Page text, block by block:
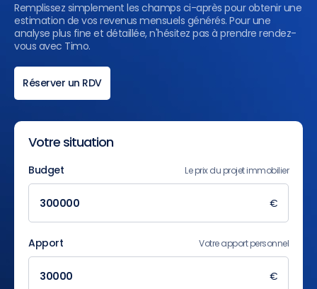
Remplissez simplement les champs ci-après pour obtenir une
estimation de vos revenus mensuels générés. Pour une
analyse plus fine et détaillée, n'hésitez pas à prendre rendez-
vous avec Timo.
Réserver un RDV
Votre situation
Budget Le prix du projet immobilier
€
Apport Votre apport personnel
€